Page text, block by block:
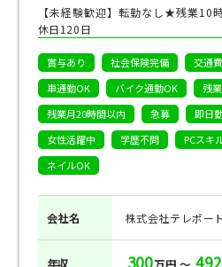
【未経験歓迎】転勤なし★残業
休日120日
賞与あり 社会保険完備 交通
車通勤OK
バイク通勤OK
残
残業月20時間以内
急募 即日
女性活躍中
学歴不問 PCスキ
ネイルOK
会社名 株式会社テレポー
年収 300 492